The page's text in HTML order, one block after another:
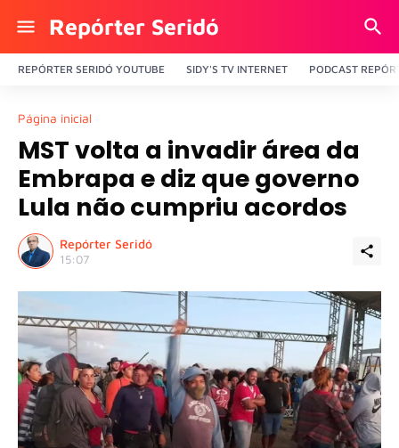
Repórter Seridó
REPÓRTER SERIDÓ YOUTUBE SIDY'S TV INTERNET PODCAST
Página inicial
MST volta a invadir área da
Embrapa e diz que governo
Lula não cumpriu acordos
Repórter Seridó
15:07